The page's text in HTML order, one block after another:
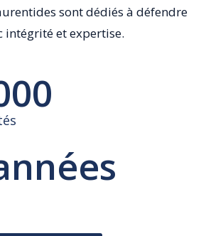
sont dédiés à défendre
intégrité et expertise.